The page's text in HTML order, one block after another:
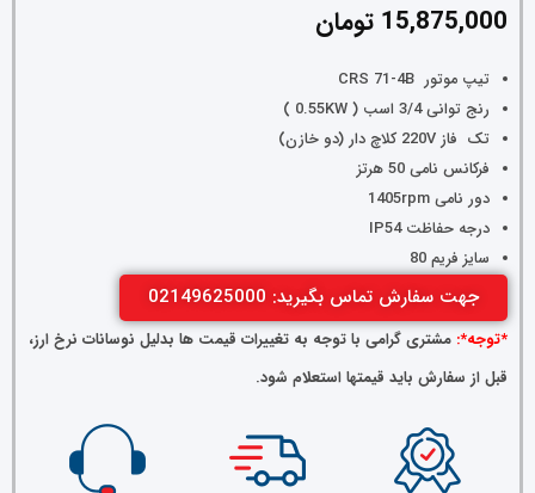
15,875,000 تومان
تیپ موتور CRS 71-4B
رنج توانی 3/4 اسب ( 0.55KW )
تک فاز 220V کلاچ دار (دو خازن)
فرکانس نامی 50 هرتز
دور نامی 1405rpm
درجه حفاظت IP54
سایز فریم 80
جهت سفارش تماس بگیرید: 02149625000
*توجه*: مشتری گرامی با توجه به تغییرات قیمت ها بدلیل نوسانات نرخ ارز،
قبل از سفارش باید قیمتها استعلام شود.